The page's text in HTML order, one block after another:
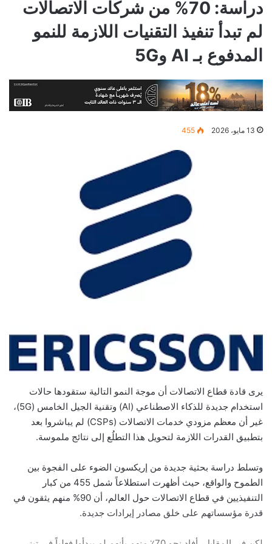
دراسة: 70% من شركات الاتصالات
لم تبدأ تنفيذ التقنيات اللازمة للنمو
المدفوع بـ AI و5G
13 مايو، 2026 455
يرى قادة قطاع الاتصالات أن موجة النمو التالية ستقودها حالات
استخدام جديدة للذكاء الاصطناعي (AI) وتقنية الجيل الخامس (5G)،
غير أن معظم مزودي خدمات الاتصالات (CSPs) لم يباشروا بعد
بتطبيق القدرات اللازمة لتحويل هذا التطلُع إلى نتائج ملموسة.
وتسلط دراسة بحثية جديدة من إريكسون الضوء على الفجوة بين
الطموح والواقع، حيث أظهرت استطلاعاً شمل 455 من كبار
التنفيذيين في قطاع الاتصالات حول العالم، أن 90% منهم يثقون في
قدرة مؤسساتهم على خلق مصادر إيرادات جديدة.